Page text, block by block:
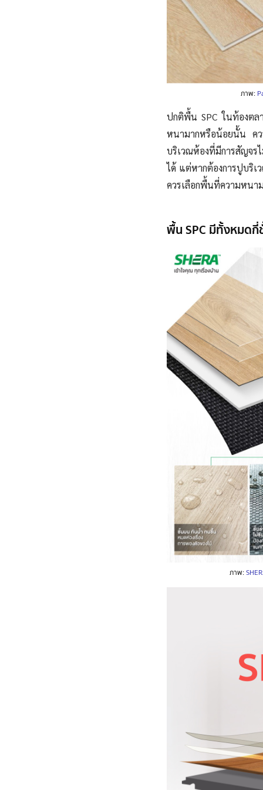
ภาพ:
ปกติพื้น SPC ในท้องตล
หนามากหรือน้อยนั้น ค
บริเวณห้องที่มีการสัญจร
ได้ แต่หากต้องการปูบริเ
ควรเลือกพื้นที่ความหนา
พื้น SPC มีทั้งหมดกี่
ภาพ: